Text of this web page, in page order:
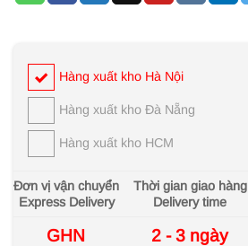
Hàng xuất kho Hà Nội
Hàng xuất kho Đà Nẵng
Hàng xuất kho HCM
Đơn vị vận chuyển
Express Delivery
Thời gian giao hàng
Delivery time
GHN 2 - 3 ngày